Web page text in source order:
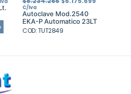
precio
original
era:
$8.234.265.
es:
C/Iva
Autoclave Mod.2540
EKA-P Automatico 23LT
COD: TUT2849